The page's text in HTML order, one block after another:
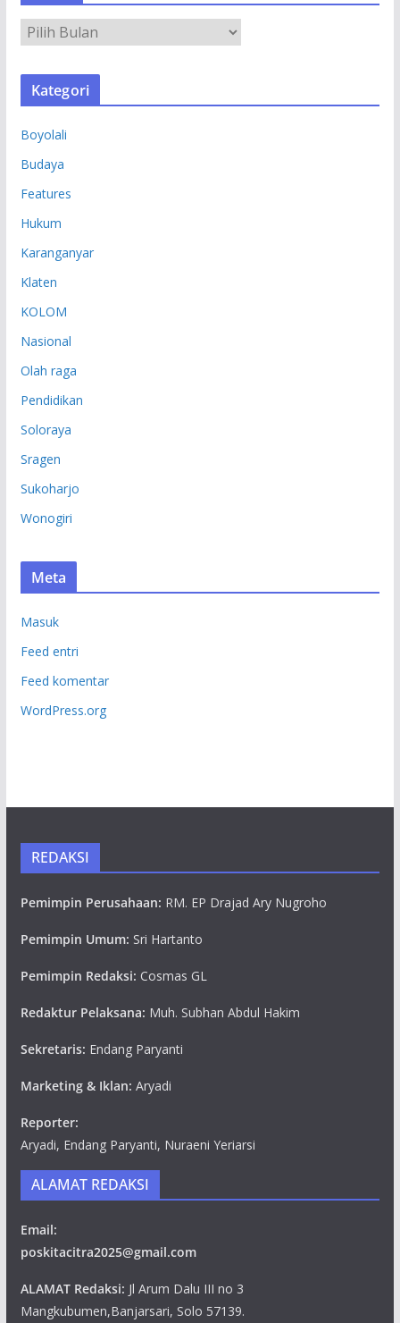
R
S
Kategori
Boyolali
Budaya
Features
Hukum
Karanganyar
Klaten
KOLOM
Nasional
Olah raga
Pendidikan
Soloraya
Sragen
Sukoharjo
Wonogiri
Meta
Masuk
Feed entri
Feed komentar
WordPress.org
REDAKSI
Pemimpin Perusahaan: RM. EP Drajad Ary Nugroho
Pemimpin Umum: Sri Hartanto
Pemimpin Redaksi: Cosmas GL
Redaktur Pelaksana: Muh. Subhan Abdul Hakim
Sekretaris: Endang Paryanti
Marketing & Iklan: Aryadi
Reporter:
Aryadi, Endang Paryanti, Nuraeni Yeriarsi
ALAMAT REDAKSI
Email:
poskitacitra2025@gmail.com
ALAMAT Redaksi: Jl Arum Dalu III no 3
Mangkubumen,Banjarsari, Solo 57139.